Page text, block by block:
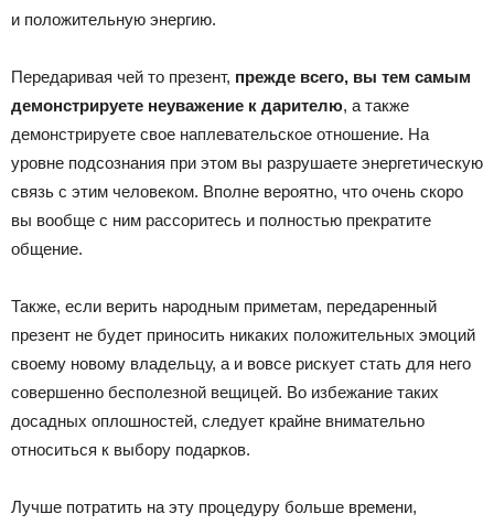
и положительную энергию.
Передаривая чей то презент, прежде всего, вы тем самым
демонстрируете неуважение к дарителю, а также
демонстрируете свое наплевательское отношение. На
уровне подсознания при этом вы разрушаете энергетическую
связь с этим человеком. Вполне вероятно, что очень скоро
вы вообще с ним рассоритесь и полностью прекратите
общение.
Также, если верить народным приметам, передаренный
презент не будет приносить никаких положительных эмоций
своему новому владельцу, а и вовсе рискует стать для него
совершенно бесполезной вещицей. Во избежание таких
досадных оплошностей, следует крайне внимательно
относиться к выбору подарков.
Лучше потратить на эту процедуру больше времени,